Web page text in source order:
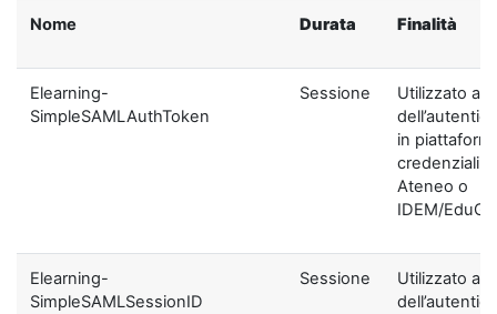
Nome Durata Finalità
Elearning-
SimpleSAMLAuthToken
Sessione
Utilizzato ai
in
credenziali di
Ateneo o
IDEM/
Elearning-
SimpleSAMLSessionID
Sessione
Utilizzato ai